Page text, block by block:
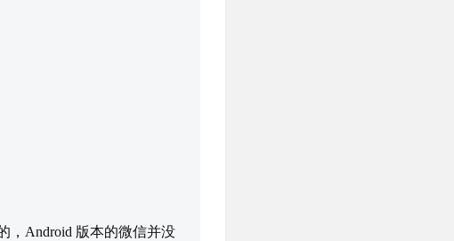
，Android 版本的微信并没